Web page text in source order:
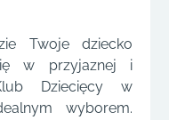
Twoje dziecko
w przyjaznej i
Dziecięcy w
wyborem.